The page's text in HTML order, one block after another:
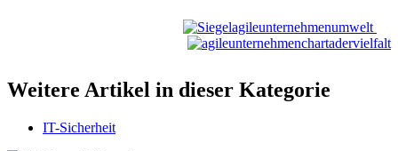
Weitere Artikel in dieser Kategorie
IT-Sicherheit